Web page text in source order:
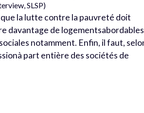
SLSP)
la lutte contre la pauvreté doit
davantage de logementsabordables
notamment. Enfin, il faut,
part entière des sociétés de